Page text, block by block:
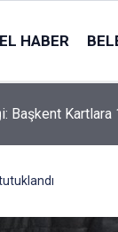
HABER
Kartlara